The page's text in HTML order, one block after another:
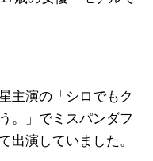
主演の「シロでもク
。」でミスパンダフ
出演していました。